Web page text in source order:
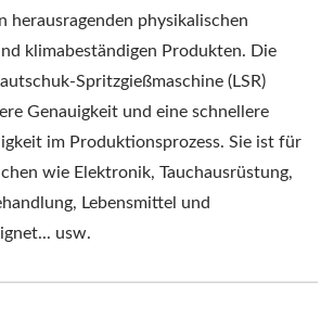
herausragenden physikalischen
klimabeständigen Produkten. Die
Spritzgießmaschine (LSR)
Genauigkeit und eine schnellere
im Produktionsprozess. Sie ist für
wie Elektronik, Tauchausrüstung,
Lebensmittel und
usw.